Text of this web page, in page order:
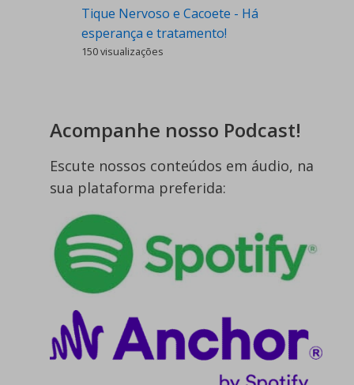
Tique Nervoso e Cacoete - Há
esperança e tratamento!
150 visualizações
Acompanhe nosso Podcast!
Escute nossos conteúdos em áudio, na
sua plataforma preferida: